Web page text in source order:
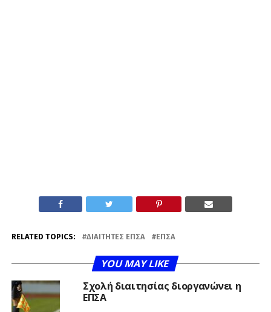
RELATED TOPICS: ΔΙΑΙΤΗΤΈΣ ΕΠΣΑ ΕΠΣΑ
YOU MAY LIKE
Σχολή διαιτησίας διοργανώνει η
ΕΠΣΑ